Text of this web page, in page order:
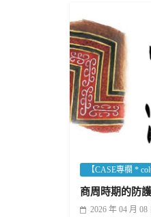
【CASE專欄 *
商周時期的防
2026 年 04 月 08